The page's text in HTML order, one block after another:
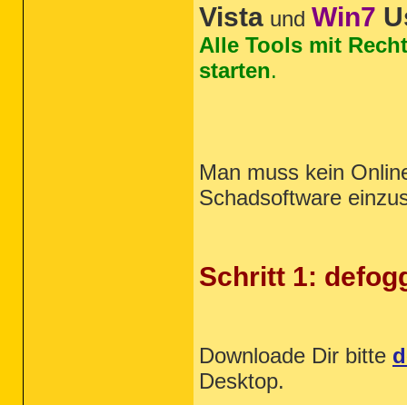
Vista und Win7
Alle Tools mit
starten.
Man muss kein
Schadsoftware
Schritt 1:
Downloade Dir bitte
Desktop.